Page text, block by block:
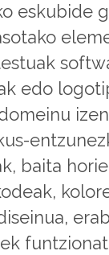
eskubide
edo
baita